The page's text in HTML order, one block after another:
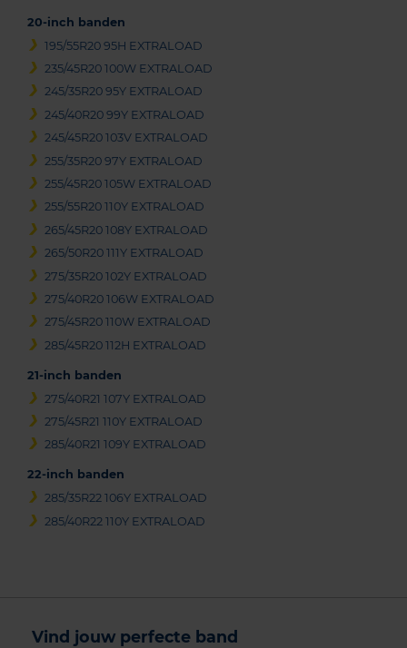
20-inch banden
195/55R20 95H EXTRALOAD
235/45R20 100W EXTRALOAD
245/35R20 95Y EXTRALOAD
245/40R20 99Y EXTRALOAD
245/45R20 103V EXTRALOAD
255/35R20 97Y EXTRALOAD
255/45R20 105W EXTRALOAD
255/55R20 110Y EXTRALOAD
265/45R20 108Y EXTRALOAD
265/50R20 111Y EXTRALOAD
275/35R20 102Y EXTRALOAD
275/40R20 106W EXTRALOAD
275/45R20 110W EXTRALOAD
285/45R20 112H EXTRALOAD
21-inch banden
275/40R21 107Y EXTRALOAD
275/45R21 110Y EXTRALOAD
285/40R21 109Y EXTRALOAD
22-inch banden
285/35R22 106Y EXTRALOAD
285/40R22 110Y EXTRALOAD
Vind jouw perfecte band